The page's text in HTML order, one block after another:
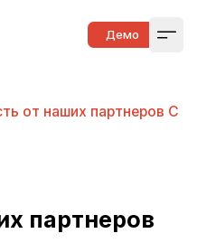
Демо
от наших партнеров
партнеров